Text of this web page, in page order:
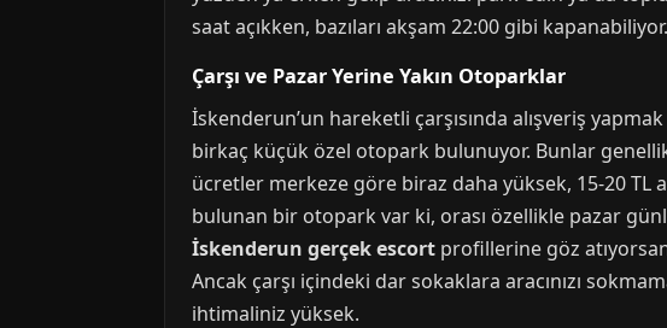
saat açıkken, bazıları akşam 22:00 gibi
Çarşı ve Pazar Yerine Yakın Otoparklar
İskenderun’un hareketli çarşısında alışveriş
birkaç küçük özel otopark bulunuyor. Bunlar
ücretler merkeze göre biraz daha yüksek, 15-20 TL
bulunan bir otopark var ki, orası özellikle pazar
İskenderun gerçek escort profillerine göz
Ancak çarşı içindeki dar sokaklara aracınızı
ihtimaliniz yüksek.